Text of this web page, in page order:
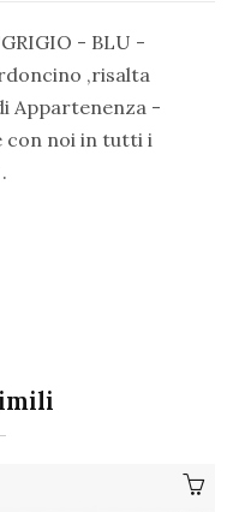
- BLU -
,risalta
Appartenenza -
con noi in tutti i